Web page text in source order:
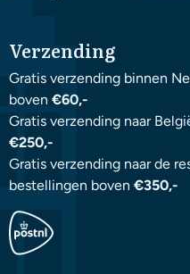
Verzending
Gratis verzending binnen
boven €60,-
Gratis verzending naar
€250,-
Gratis verzending naar de
bestellingen boven €350,-